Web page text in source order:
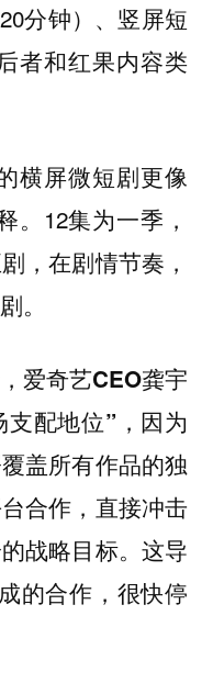
分钟）、竖屏短
者和红果内容类
横屏微短剧更像
。12集为一季，
，在剧情节奏，
。
爱奇艺CEO龚宇
配地位”， 因为
盖所有作品的独
合作，直接冲击
战略目标。这导
的合作，很快停